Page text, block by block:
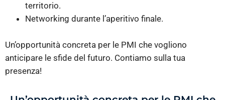
territorio.
Networking durante l’aperitivo finale.
Un’opportunità concreta per le PMI che vogliono
anticipare le sfide del futuro. Contiamo sulla tua
presenza!